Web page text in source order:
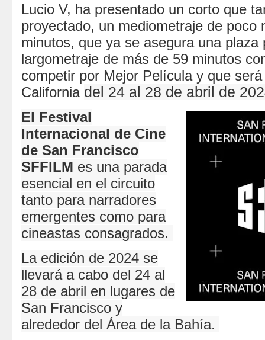
Lucio V, ha presentado un corto que
proyectado, un mediometraje de poco
minutos, que ya se asegura una plaza
largometraje de más de 59 minutos
competir por Mejor Película y que
California del 24 al 28 de abril de
El Festival
Internacional de Cine
de San Francisco
SFFILM es una parada
esencial en el circuito
tanto para narradores
emergentes como para
cineastas consagrados.
La edición de 2024 se
llevará a cabo del 24 al
28 de abril en lugares de
San Francisco y
alrededor del Área de la Bahía.